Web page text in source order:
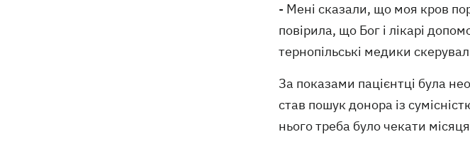
- Мені сказали, що моя кров
повірила, що Бог і лікарі
тернопільські медики
За показами пацієнтці була
став пошук донора із
нього треба було чекати